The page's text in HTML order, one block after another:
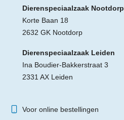
Dierenspeciaalzaak Nootdorp
Korte Baan 18
2632 GK Nootdorp
Dierenspeciaalzaak Leiden
Ina Boudier-Bakkerstraat 3
2331 AX Leiden
Voor online bestellingen